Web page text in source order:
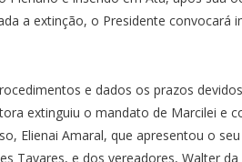
a extinção, o Presidente convocará
e dados os prazos
extinguiu o mandato de Marcilei e
Elienai Amaral, que apresentou o
Tavares, e dos vereadores, Walter da